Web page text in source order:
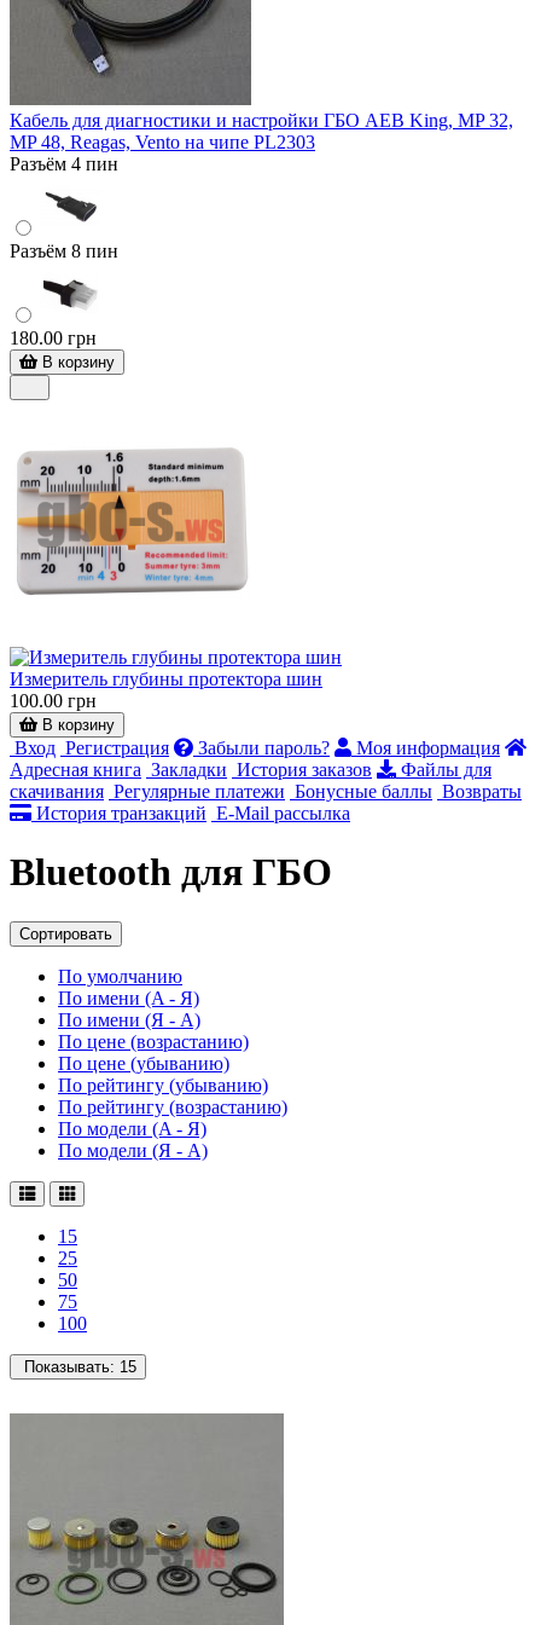
Кабель для диагностики и настройки ГБО AEB King, MP 32,
MP 48, Reagas, Vento на чипе PL2303
Разъём 4 пин
Разъём 8 пин
180.00 грн
В корзину
Измеритель глубины протектора шин
100.00 грн
В корзину
Вход Регистрация Забыли пароль?
Моя информация
Адресная книга Закладки История заказов
Файлы для
скачивания Регулярные платежи Бонусные баллы Возвраты
История транзакций E-Mail рассылка
Bluetooth для ГБО
Сортировать
По умолчанию
По имени (A - Я)
По имени (Я - A)
По цене (возрастанию)
По цене (убыванию)
По рейтингу (убыванию)
По рейтингу (возрастанию)
По модели (A - Я)
По модели (Я - A)
15
25
50
75
100
Показывать: 15